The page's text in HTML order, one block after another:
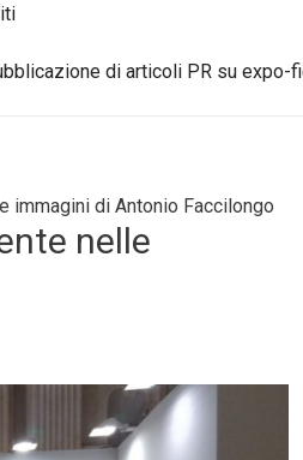
di articoli PR su expo-
immagini di Antonio Faccilongo
nelle